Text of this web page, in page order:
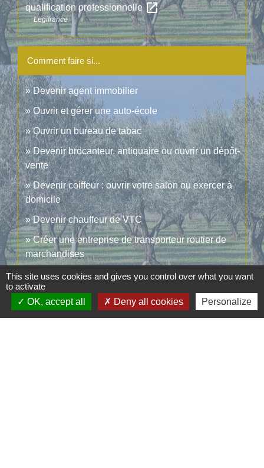
qualification professionnelleopen_in_new
Legifrance
Comment faire si...
Devenir agent immobilier
Ouvrir et gérer une auto-école
Ouvrir un bureau de tabac
Devenir brocanteur, antiquaire ou ouvrir un dépôt-
vente
Devenir coiffeur : ouvrir votre salon ou exercer à
domicile
Devenir chauffeur de VTC
Créer une entreprise de transporteur routier de
marchandises
Signaler une erreur sur cette page
This site uses cookies and gives you control over what you want
to activate
OK, accept all
Deny all cookies Personalize